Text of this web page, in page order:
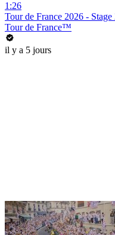
1:26
Tour de France 2026 -
Tour de France™
il y a 5 jours